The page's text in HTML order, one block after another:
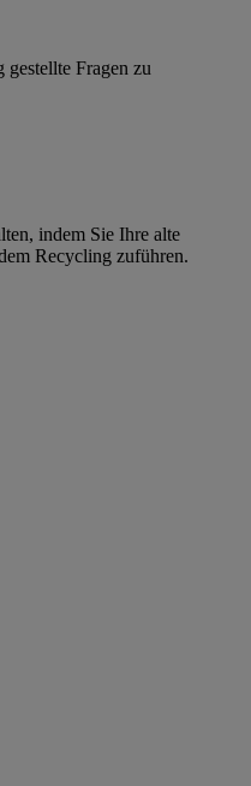
Fragen zu
indem Sie Ihre alte
Recycling zuführen.